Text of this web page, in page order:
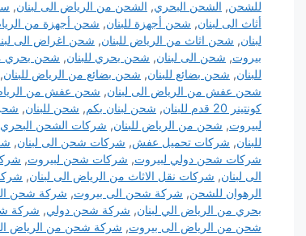
للشحن, الشحن البحري, الشحن من الرياض الى لبنان,
أثاث الى لبنان, شحن أجهزة للبنان, شحن أجهزة من
لبنان, شحن اثاث من الرياض للبنان, شحن اغراض الى
بيروت, شحن الى لبنان, شحن بحري للبنان, شحن بحري
للبنان, شحن بضائع للبنان, شحن بضائع من الرياض للبنان,
شحن عفش من الرياض الى لبنان, شحن عفش من
كونتينر 20 قدم للبنان
, شحن لبنان بكم, شحن للبنان,
لبيروت, شحن من الرياض للبنان, شركات الشحن البحري
للبنان, شركات تحميل عفش, شركات شحن الى لبنان,
شركات شحن دولي لبيروت, شركات شحن لبيروت,
الى لبنان, شركات نقل الاثاث من الرياض الى لبنان,
الرهوان للشحن, شركة شحن الى بيروت, شركة شحن
بحري من الرياض الي لبنان, شركة شحن دولي, شركة
شحن من الرياض الى بيروت, شركة شحن من الرياض